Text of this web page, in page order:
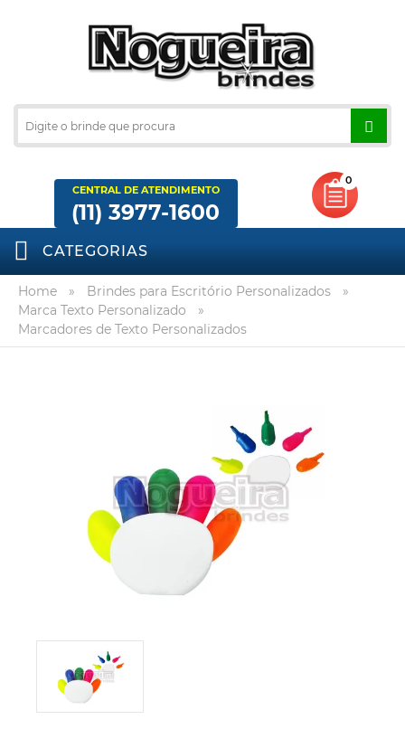
CENTRAL DE ATENDIMENTO
(11) 3977-1600
0
CATEGORIAS
Home » Brindes para Escritório Personalizados
»
Marca Texto Personalizado
»
Marcadores de Texto Personalizados